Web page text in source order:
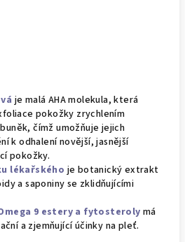
je malá AHA molekula, která
pokožky zrychlením
čímž umožňuje jejich
k odhalení novější, jasnější
pokožky.
lékařského je botanický extrakt
a saponiny se zklidňujícími
9 estery a fytosteroly má
a zjemňující účinky na pleť.